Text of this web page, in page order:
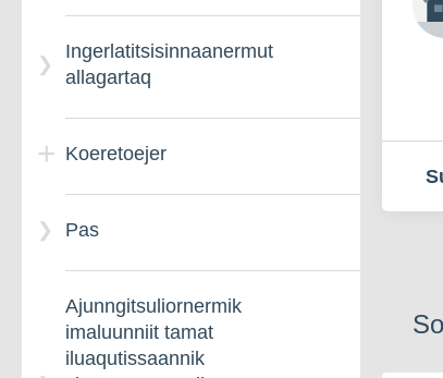
Ingerlatitsisinnaanermut
allagartaq
Koeretoejer
ATV – nalunaarsuineq,
atuiunnaarnermik
nalunaaruteqarneq
Pas
Ajunngitsuliornermik
imaluunniit tamat
iluaqutissaannik